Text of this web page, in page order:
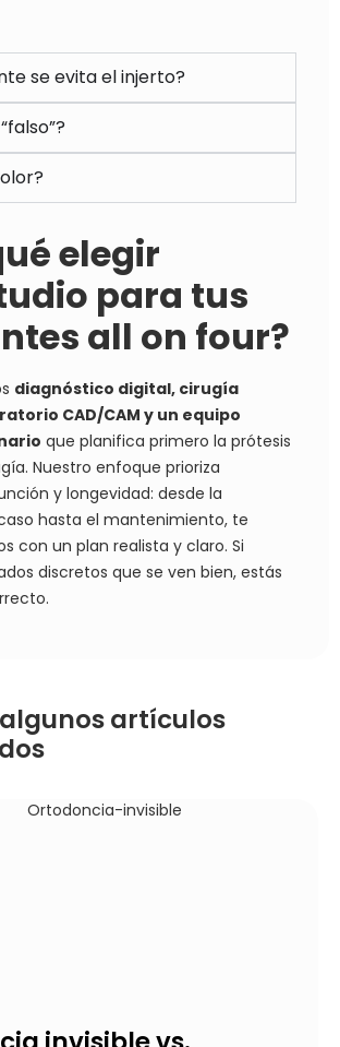
se evita el injerto?
elegir
para tus
all on four?
diagnóstico digital, cirugía
CAD/CAM y un equipo
que planifica primero la prótesis
Nuestro enfoque prioriza
y longevidad: desde la
hasta el mantenimiento, te
con un plan realista y claro. Si
discretos que se ven bien, estás
algunos artículos